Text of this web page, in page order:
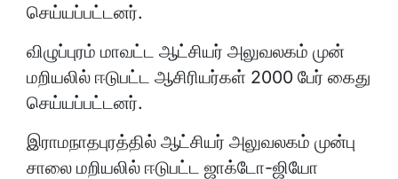
செய்யப்பட்டனர்.
விழுப்புரம் மாவட்ட ஆட்சியர் அலுவலகம் முன்
மறியலில் ஈடுபட்ட ஆசிரியர்கள் 2000 பேர் கைது
செய்யப்பட்டனர்.
இராமநாதபுரத்தில் ஆட்சியர் அலுவலகம் முன்பு
சாலை மறியலில் ஈடுபட்ட ஜாக்டோ-ஜியோ